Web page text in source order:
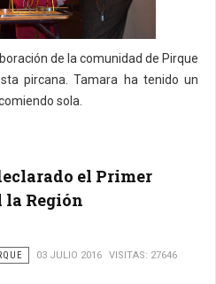
de la comunidad de Pirque
pircana. Tamara ha tenido un
sola.
el Primer
la Región
03 JULIO 2016 VISITAS: 27646